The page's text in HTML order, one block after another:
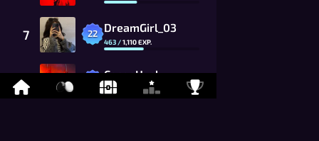
7 22 DreamGirl_03
463 /1,110EXP.
8 CocoaHusky
759/ EXP.